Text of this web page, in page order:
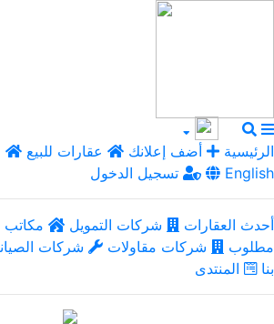
الرئيسية أضف إعلانك عقارات للبيع
تسجيل الدخول
English
أحدث العقارات شركات التمويل
مكاتب
مطلوب
شركات مقاولات شركات
بنا
المنتدى